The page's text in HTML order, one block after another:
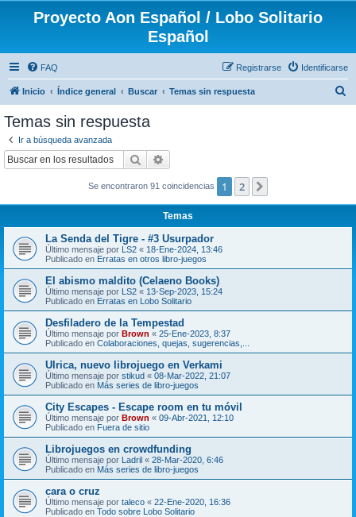
Proyecto Aon Español / Lobo Solitario
Español
FAQ Identificarse
Registrarse
Inicio Índice general Buscar Temas sin respuesta
Temas sin respuesta
Ir a búsqueda avanzada
Buscar
Se encontraron 91 coincidencias 1 2
Temas
La Senda del Tigre - #3 Usurpador
Último mensaje por LS2 « 18-Ene-2024, 13:46
Publicado en Erratas en otros libro-juegos
El abismo maldito (Celaeno Books)
Último mensaje por LS2 « 13-Sep-2023, 15:24
Publicado en Erratas en Lobo Solitario
Desfiladero de la Tempestad
Último mensaje por Brown « 25-Ene-2023, 8:37
Publicado en Colaboraciones, quejas, sugerencias,...
Ulrica, nuevo librojuego en Verkami
Último mensaje por stikud « 08-Mar-2022, 21:07
Publicado en Más series de libro-juegos
City Escapes - Escape room en tu móvil
Último mensaje por Brown « 09-Abr-2021, 12:10
Publicado en Fuera de sitio
Librojuegos en crowdfunding
Último mensaje por Ladril « 28-Mar-2020, 6:46
Publicado en Más series de libro-juegos
cara o cruz
Último mensaje por taleco « 22-Ene-2020, 16:36
Publicado en Todo sobre Lobo Solitario